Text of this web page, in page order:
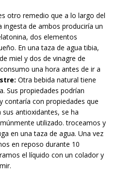
otro remedio que a lo largo del
de ambos produciría un
dos elementos
En una taza de agua tibia,
miel y dos de vinagre de
una hora antes de ir a
Otra bebida natural tiene
Sus propiedades podrían
contaría con propiedades que
sus antioxidantes, se ha
utilizado. troceamos y
en una taza de agua. Una vez
en reposo durante 10
el líquido con un colador y